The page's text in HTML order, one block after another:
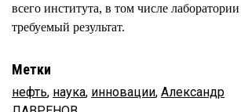
всего института, в том числе
требуемый результат.
Метки
нефть, наука, инновации, Александр